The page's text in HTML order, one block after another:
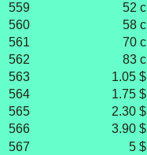
559
52 с
560
58 с
561
70 с
562
83 с
563
1.05 $
564
1.75 $
565
2.30 $
566
3.90 $
567
5 $